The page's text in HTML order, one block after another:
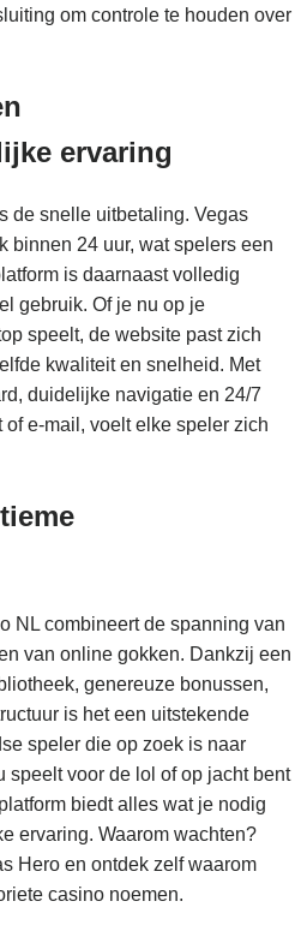
om controle te houden over
ervaring
de snelle uitbetaling. Vegas
binnen 24 uur, wat spelers een
is daarnaast volledig
gebruik. Of je nu op je
speelt, de website past zich
kwaliteit en snelheid. Met
duidelijke navigatie en 24/7
e-mail, voelt elke speler zich
NL combineert de spanning van
van online gokken. Dankzij een
genereuze bonussen,
is het een uitstekende
speler die op zoek is naar
speelt voor de lol of op jacht bent
biedt alles wat je nodig
ervaring. Waarom wachten?
Hero en ontdek zelf waarom
casino noemen.